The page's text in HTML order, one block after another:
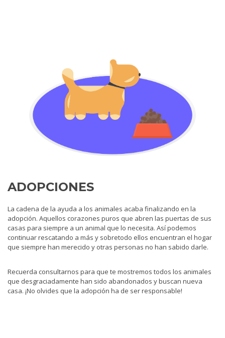
ADOPCIONES
La cadena de la ayuda a los animales acaba finalizando en la
adopción. Aquellos corazones puros que abren las puertas de sus
casas para siempre a un animal que lo necesita. Así podemos
continuar rescatando a más y sobretodo ellos encuentran el hogar
que siempre han merecido y otras personas no han sabido darle.
Recuerda consultarnos para que te mostremos todos los animales
que desgraciadamente han sido abandonados y buscan nueva
casa. ¡No olvides que la adopción ha de ser responsable!